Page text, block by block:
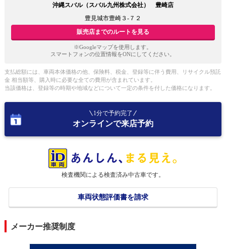
沖縄スバル（スバル九州株式会社） 豊崎店
豊見城市豊崎３‐７２
販売店までのルートを見る
※Googleマップを使用します。
スマートフォンの位置情報をONにしてください。
支払総額には、車両本体価格の他、保険料、税金、登録等に伴う費用、リサイクル預託
金 相当額等、購入時に必要な全ての費用が含まれています。
当該価格は、登録等の時期や地域などについて一定の条件を付した価格になります。
1分で予約完了
オンラインで来店予約
検査機関による検査済み中古車です。
車両状態評価書を請求
メーカー推奨制度